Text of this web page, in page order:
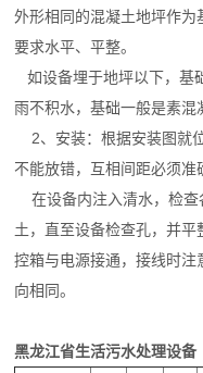
外形相同的混凝土地坪作
要求水平、平整。
如设备埋于地坪以下，基
雨不积水，基础一般是素混
2、安装：根据安装图就
不能放错，互相间距必须准
在设备内注入清水，检查
土，直至设备检查孔，并
控箱与电源接通，接线时
向相同。
黑龙江省生活污水处理设备